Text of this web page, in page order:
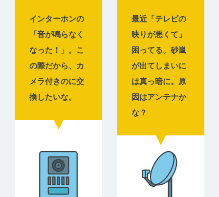
インターホンの
「音が鳴らなく
なった！」。こ
の際だから、カ
メラ付きのに交
換したいな。
最近「テレビの
映りが悪くて」
困ってる。砂嵐
が出てしまいに
は真っ暗に。原
因はアンテナか
な？